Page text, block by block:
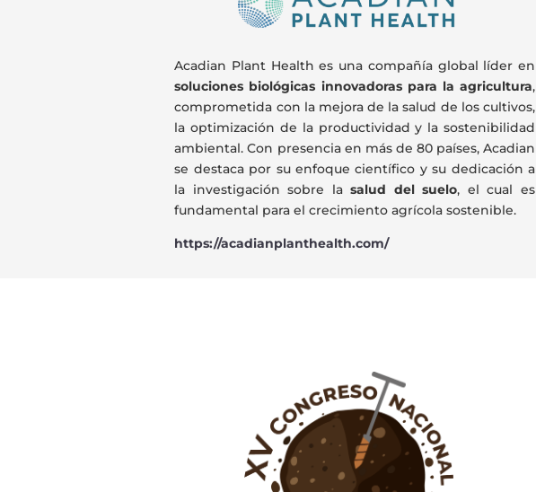
Acadian Plant Health es una compañía global líder en
soluciones biológicas innovadoras para la agricultura,
comprometida con la mejora de la salud de los cultivos,
la optimización de la productividad y la sostenibilidad
ambiental. Con presencia en más de 80 países, Acadian
se destaca por su enfoque científico y su dedicación a
la investigación sobre lasalud del suelo, el cual es
fundamental para el crecimiento agrícola sostenible.
https://acadianplanthealth.com/